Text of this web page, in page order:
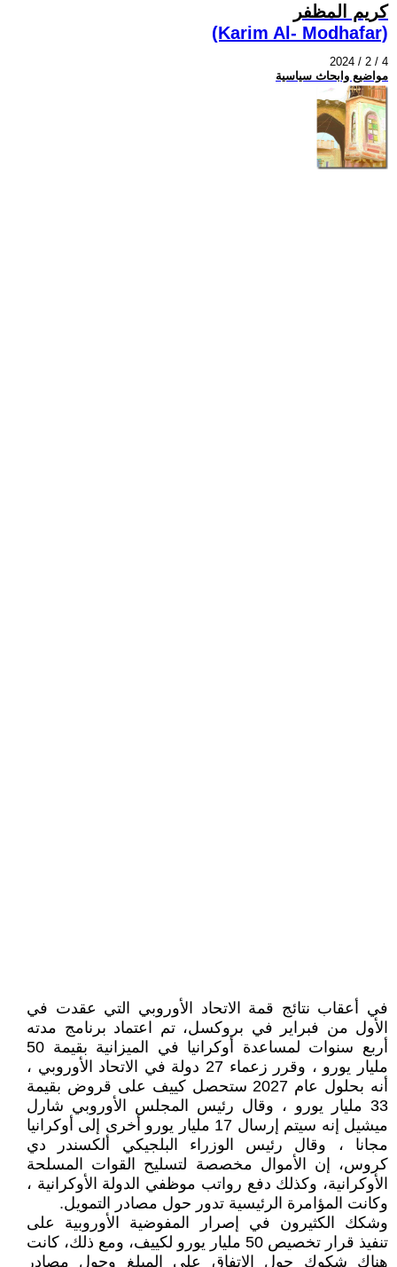
كريم المظفر
(Karim Al- Modhafar)
2024 / 2 / 4
مواضيع وابحاث سياسية
في أعقاب نتائج قمة الاتحاد الأوروبي التي عقدت في
الأول من فبراير في بروكسل، تم اعتماد برنامج مدته
أربع سنوات لمساعدة أوكرانيا في الميزانية بقيمة 50
مليار يورو ، وقرر زعماء 27 دولة في الاتحاد الأوروبي ،
أنه بحلول عام 2027 ستحصل كييف على قروض بقيمة
33 مليار يورو ، وقال رئيس المجلس الأوروبي شارل
ميشيل إنه سيتم إرسال 17 مليار يورو أخرى إلى أوكرانيا
مجانا ، وقال رئيس الوزراء البلجيكي ألكسندر دي
كروس، إن الأموال مخصصة لتسليح القوات المسلحة
الأوكرانية، وكذلك دفع رواتب موظفي الدولة الأوكرانية ،
وكانت المؤامرة الرئيسية تدور حول مصادر التمويل.
وشكك الكثيرون في إصرار المفوضية الأوروبية على
تنفيذ قرار تخصيص 50 مليار يورو لكييف، ومع ذلك، كانت
هناك شكوك حول الاتفاق على المبلغ وحول مصادر